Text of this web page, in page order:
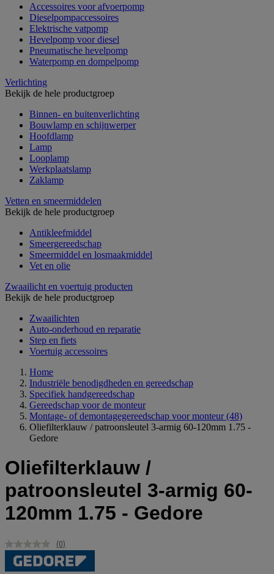
Accessoires voor afvoerpomp
Dieselpompaccessoires
Elektrische vatpomp
Hevelpomp voor diesel
Pneumatische hevelpomp
Waterpomp en dompelpomp
Verlichting
Bekijk de hele productgroep
Binnen- en buitenverlichting
Bouwlamp en schijnwerper
Hoofdlamp
Lamp
Looplamp
Werkplaatslamp
Zaklamp
Vetten en smeermiddelen
Bekijk de hele productgroep
Antikleefmiddel
Smeergereedschap
Smeermiddel en losmaakmiddel
Vet en olie
Zwaailicht en voertuig producten
Bekijk de hele productgroep
Zwaailichten
Auto-onderhoud en reparatie
Step en fiets
Voertuig accessoires
Home
Industriële benodigdheden en gereedschap
Specifiek handgereedschap
Gereedschap voor de monteur
Montage- of demontagegereedschap voor monteur (48)
Oliefilterklauw / patroonsleutel 3-armig 60-120mm 1.75 -
Gedore
Oliefilterklauw /
patroonsleutel 3-armig 60-
120mm 1.75 - Gedore
Geen
scorewaarde.
Dezelfde
(0)